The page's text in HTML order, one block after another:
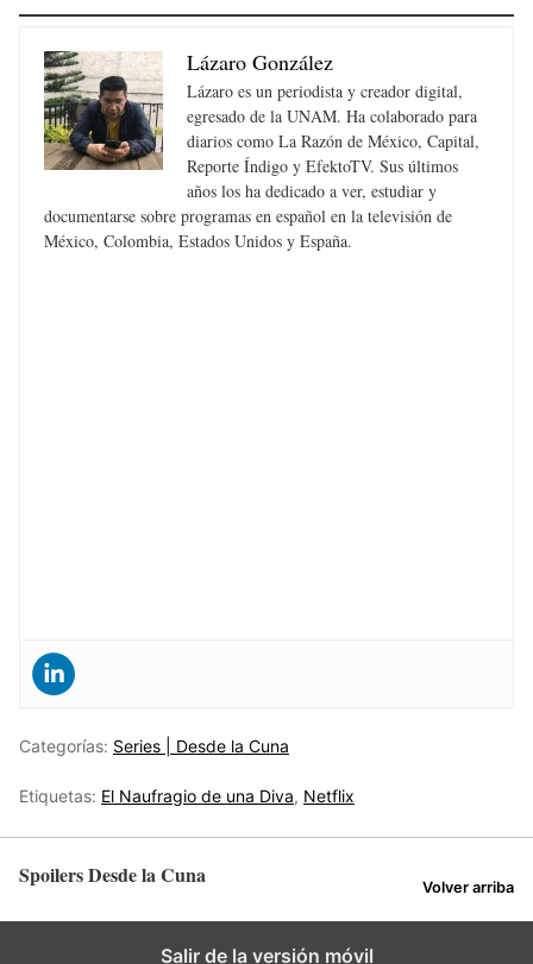
Lázaro González
Lázaro es un periodista y creador digital,
egresado de la UNAM. Ha colaborado para
diarios como La Razón de México, Capital,
Reporte Índigo y EfektoTV. Sus últimos
años los ha dedicado a ver, estudiar y
documentarse sobre programas en español en la televisión de
México, Colombia, Estados Unidos y España.
Categorías: Series | Desde la Cuna
Etiquetas: El Naufragio de una Diva, Netflix
Spoilers Desde la Cuna Volver arriba
Salir de la versión móvil